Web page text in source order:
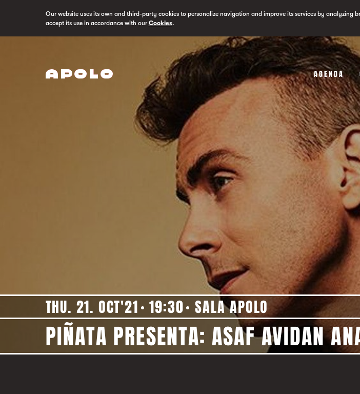
Our website uses its own and third-party cookies to personalize navigation and improve its services by analyzing
accept its use in accordance with ourCookies.
AGENDA
THU. 21. OCT'21 19:30 SALA APOLO
PIÑATA PRESENTA: ASAF AVIDAN